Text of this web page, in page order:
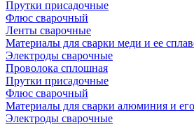
Прутки присадочные
Флюс сварочный
Ленты сварочные
Материалы для сварки меди и ее
Электроды сварочные
Проволока сплошная
Прутки присадочные
Флюс сварочный
Материалы для сварки алюминия и
Электроды сварочные